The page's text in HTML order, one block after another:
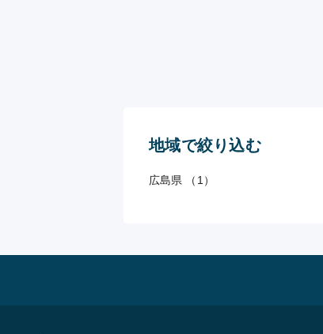
地域で絞り込む
広島県 （1）